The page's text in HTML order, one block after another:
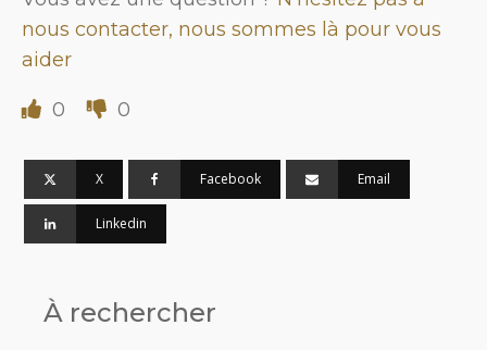
nous contacter, nous sommes là pour vous
aider
0 0
X Facebook Email
Linkedin
À rechercher